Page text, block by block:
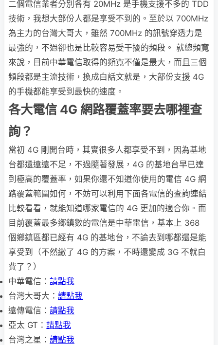
二個電信業者分別各有 20MHz 是手機支援不多的 TDD
技術，我想大部份人都是享受不到的。至於以 700MHz
為主力的台灣大哥大，雖然 700MHz 的訊號穿透力是
最強的，不過卻也是比較容易受干擾的頻段。 就總頻寬
來說，目前中華電信取得的頻寬不僅是最大，而且三個
頻段都是主流技術，換成白話文就是，大部份支援 4G
的手機都能享受到最快的速度。
各大電信 4G 網路覆蓋率要去哪裡查
詢？
當初 4G 剛開台時，其實很多人都享受不到，因為基地
台都還遠遠不足，不過隨著發展，4G 的基地台早已達
到極高的覆蓋率，如果你還不知道你使用的電信 4G 網
路覆蓋範圍如何，不妨可以利用下面各電信的查詢連結
比較看看，就能知道哪家電信的 4G 更加的適合你。而
目前覆蓋最多鄉鎮數的電信是中華電信，基本上 368
個鄉鎮區都已經有 4G 的基地台，不論去到哪都還是能
享受到（不然繳了 4G 的方案，不時還變成 3G 不就白
費了？）
中華電信： 請點我
台灣大哥大： 請點我
遠傳電信： 請點我
亞太 GT： 請點我
台灣之星： 請點我